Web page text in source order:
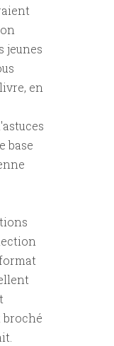
jeunes
en
base
broché